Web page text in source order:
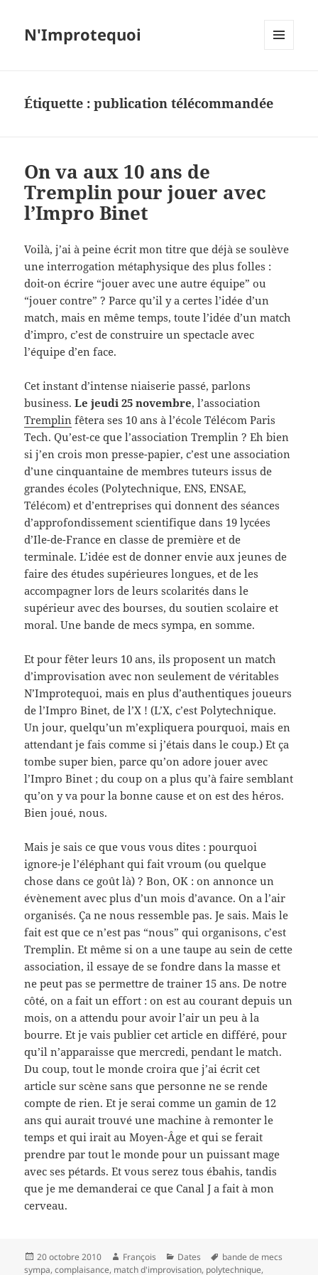
N'Improtequoi
Étiquette :publication télécommandée
On va aux 10 ans de
Tremplin pour jouer avec
l’Impro Binet
Voilà, j’ai à peine écrit mon titre que déjà se soulève
une interrogation métaphysique des plus folles :
doit-on écrire “jouer avec une autre équipe” ou
“jouer contre” ? Parce qu’il y a certes l’idée d’un
match, mais en même temps, toute l’idée d’un match
d’impro, c’est de construire un spectacle avec
l’équipe d’en face.
Cet instant d’intense niaiserie passé, parlons
business.Le jeudi 25 novembre, l’association
Tremplin fêtera ses 10 ans à l’école Télécom Paris
Tech. Qu’est-ce que l’association Tremplin ? Eh bien
si j’en crois mon presse-papier, c’est une association
d’une cinquantaine de membres tuteurs issus de
grandes écoles (Polytechnique, ENS, ENSAE,
Télécom) et d’entreprises qui donnent des séances
d’approfondissement scientifique dans 19 lycées
d’Ile-de-France en classe de première et de
terminale. L’idée est de donner envie aux jeunes de
faire des études supérieures longues, et de les
accompagner lors de leurs scolarités dans le
supérieur avec des bourses, du soutien scolaire et
moral. Une bande de mecs sympa, en somme.
Et pour fêter leurs 10 ans, ils proposent un match
d’improvisation avec non seulement de véritables
N’Improtequoi, mais en plus d’authentiques joueurs
de l’Impro Binet, de l’X ! (L’X, c’est Polytechnique.
Un jour, quelqu’un m’expliquera pourquoi, mais en
attendant je fais comme si j’étais dans le coup.) Et ça
tombe super bien, parce qu’on adore jouer avec
l’Impro Binet ; du coup on a plus qu’à faire semblant
qu’on y va pour la bonne cause et on est des héros.
Bien joué, nous.
Mais je sais ce que vous vous dites : pourquoi
ignore-je l’éléphant qui fait vroum (ou quelque
chose dans ce goût là) ? Bon, OK : on annonce un
évènement avec plus d’un mois d’avance. On a l’air
organisés. Ça ne nous ressemble pas. Je sais. Mais le
fait est que ce n’est pas “nous” qui organisons, c’est
Tremplin. Et même si on a une taupe au sein de cette
association, il essaye de se fondre dans la masse et
ne peut pas se permettre de trainer 15 ans. De notre
côté, on a fait un effort : on est au courant depuis un
mois, on a attendu pour avoir l’air un peu à la
bourre. Et je vais publier cet article en différé, pour
qu’il n’apparaisse que mercredi, pendant le match.
Du coup, tout le monde croira que j’ai écrit cet
article sur scène sans que personne ne se rende
compte de rien. Et je serai comme un gamin de 12
ans qui aurait trouvé une machine à remonter le
temps et qui irait au Moyen-Âge et qui se ferait
prendre par tout le monde pour un puissant mage
avec ses pétards. Et vous serez tous ébahis, tandis
que je me demanderai ce que Canal J a fait à mon
cerveau.
Publié
le
20 octobre 2010 Auteur
François Catégories
Dates
Mots-
clés
bande de mecs
sympa,complaisance, match d'improvisation, polytechnique,